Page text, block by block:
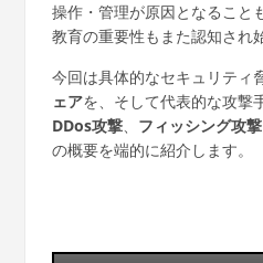
操作・管理が原因となること
教育の重要性もまた認知され
今回は具体的なセキュリティ
ェアを、そして代表的な攻撃
DDos攻撃、 フィッシング攻撃
の概要を端的に紹介します。